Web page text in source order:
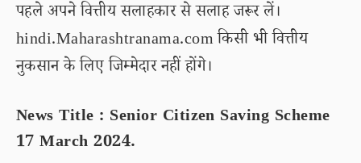
पहले अपने वित्तीय सलाहकार से सलाह जरूर लें।
hindi.Maharashtranama.com किसी भी वित्तीय
नुकसान के लिए जिम्मेदार नहीं होंगे।
News Title : Senior Citizen Saving Scheme
17 March 2024.